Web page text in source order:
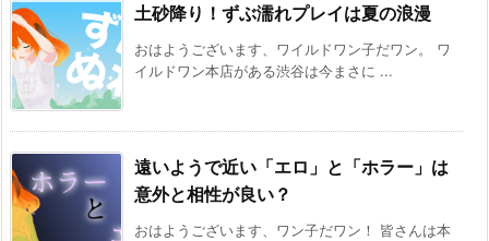
土砂降り！ずぶ濡れプレイは夏の浪漫
おはようございます、ワイルドワン子だワン。 ワ
イルドワン本店がある渋谷は今まさに ...
遠いようで近い「エロ」と「ホラー」は
意外と相性が良い？
おはようございます、ワン子だワン！ 皆さんは本